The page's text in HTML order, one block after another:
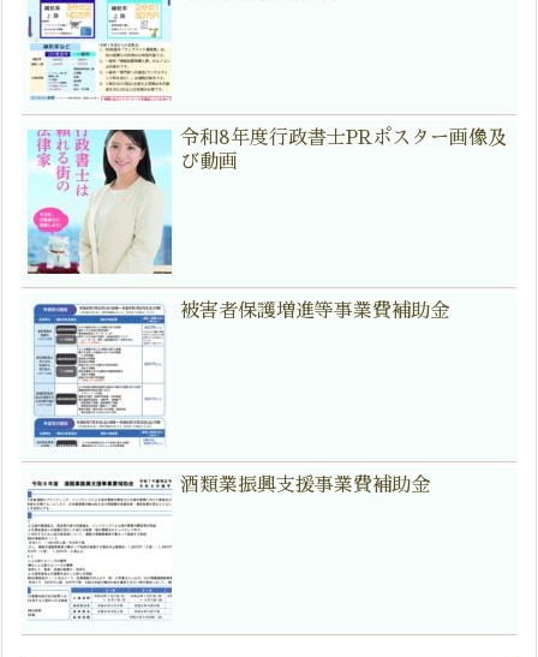
令和8年度行政書士PRポスター画像及
び動画
被害者保護増進等事業費補助金
酒類業振興支援事業費補助金